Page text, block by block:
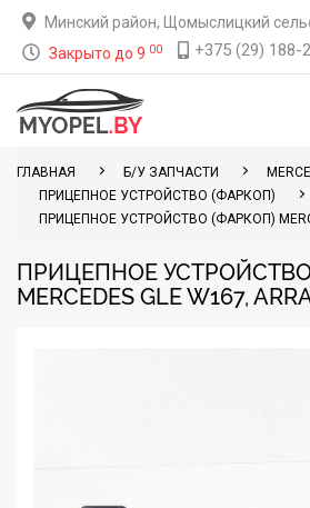
Минский район, Щомыслицкий
Закрыто до 9 00 +375 (29) 188-
ГЛАВНАЯ Б/У ЗАПЧАСТИ
ПРИЦЕПНОЕ УСТРОЙСТВО (ФАРКОП)
ПРИЦЕПНОЕ УСТРОЙСТВО (ФАРКОП)
ПРИЦЕПНОЕ
MERCEDES GLE W167,